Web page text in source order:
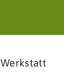
Werkstatt